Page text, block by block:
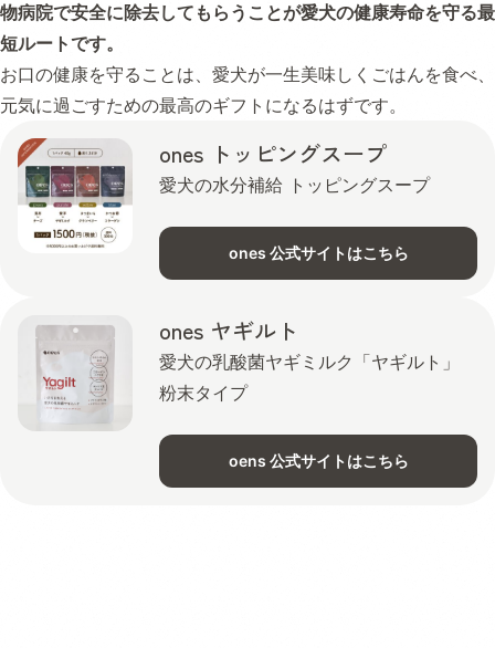
物病院で安全に除去してもらうことが愛犬の健康寿命を守る最
短ルートです。
お口の健康を守ることは、愛犬が一生美味しくごはんを食べ、
元気に過ごすための最高のギフトになるはずです。
ones トッピングスープ
愛犬の水分補給 トッピングスープ
ones 公式サイトはこちら
ones ヤギルト
愛犬の乳酸菌ヤギミルク「ヤギルト」
粉末タイプ
oens 公式サイトはこちら